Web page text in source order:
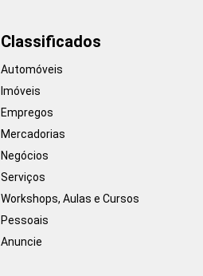
Classificados
Automóveis
Imóveis
Empregos
Mercadorias
Negócios
Serviços
Workshops, Aulas e Cursos
Pessoais
Anuncie